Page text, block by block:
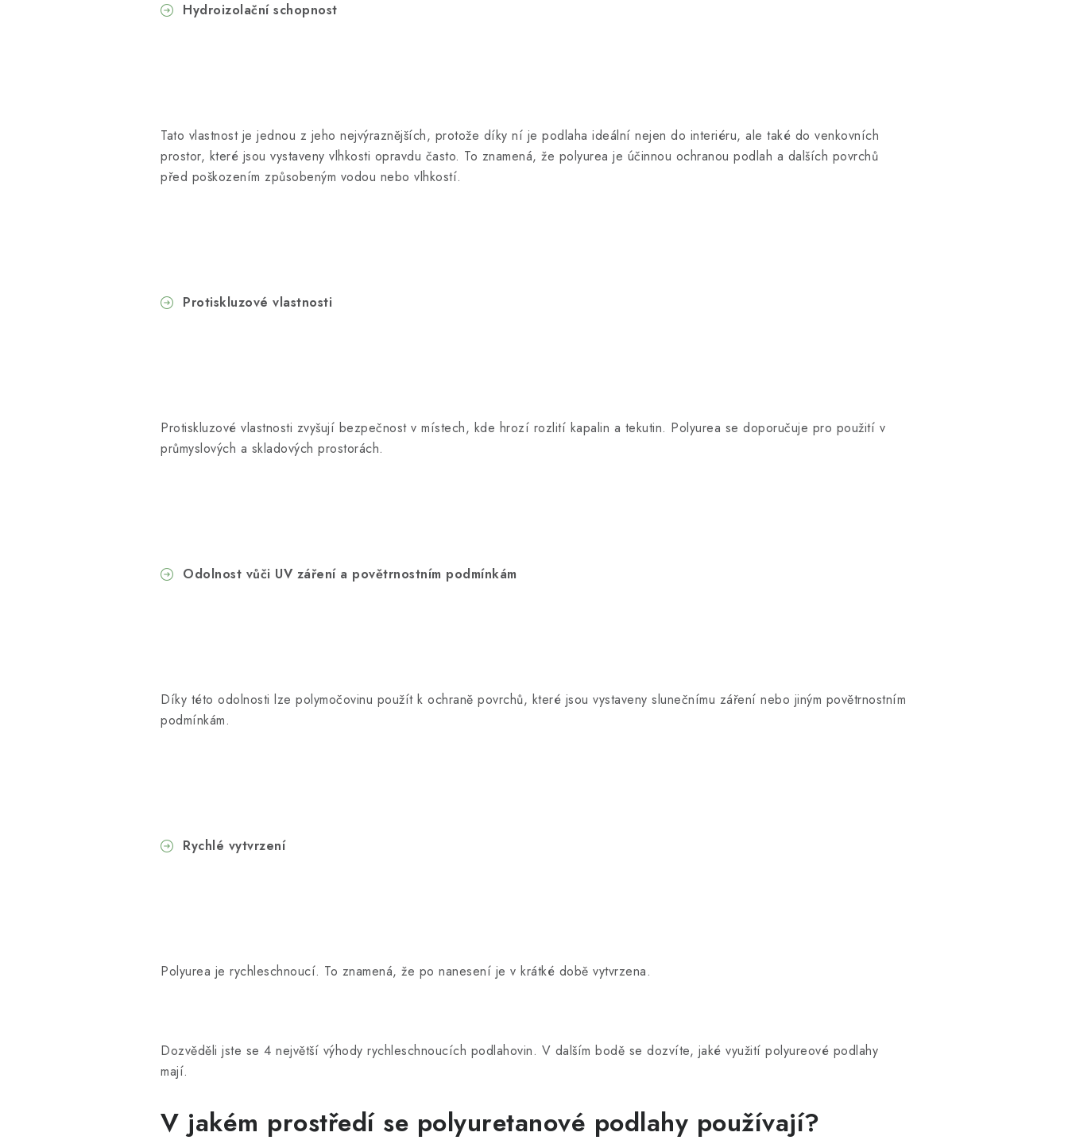
Hydroizolační schopnost
Tato vlastnost je jednou z jeho nejvýraznějších, protože díky ní je podlaha ideální nejen do interiéru, ale také do venkovních
prostor, které jsou vystaveny vlhkosti opravdu často. To znamená, že polyurea je účinnou ochranou podlah a dalších povrchů
před poškozením způsobeným vodou nebo vlhkostí.
Protiskluzové vlastnosti
Protiskluzové vlastnosti zvyšují bezpečnost v místech, kde hrozí rozlití kapalin a tekutin. Polyurea se doporučuje pro použití v
průmyslových a skladových prostorách.
Odolnost vůči UV záření a povětrnostním podmínkám
Díky této odolnosti lze polymočovinu použít k ochraně povrchů, které jsou vystaveny slunečnímu záření nebo jiným povětrnostním
podmínkám.
Rychlé vytvrzení
Polyurea je rychleschnoucí. To znamená, že po nanesení je v krátké době vytvrzena.
Dozvěděli jste se 4 největší výhody rychleschnoucích podlahovin. V dalším bodě se dozvíte, jaké využití polyureové podlahy
mají.
V jakém prostředí se polyuretanové podlahy používají?